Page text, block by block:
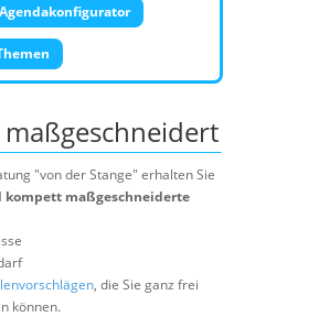
"von der Stange" erhalten Sie
maßgeschneiderte
, die Sie ganz frei
können.